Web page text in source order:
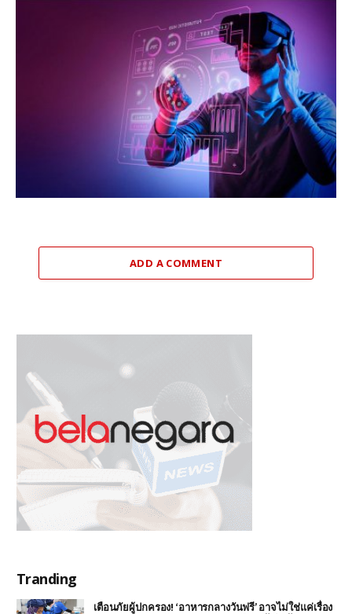
ADD A COMMENT
Tranding
เตือนภัยผู้ปกครอง! ‘อาหารกลางวันฟรี’ อาจไม่ใช่แค่เรื่อง